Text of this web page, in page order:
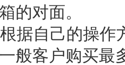
的对面。
据自己的操作
般客户购买最